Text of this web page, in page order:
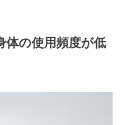
体の使用頻度が低